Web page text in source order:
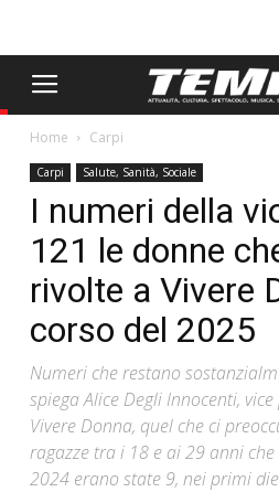
Home Carpi
Carpi Salute, Sanità, Sociale
I numeri della
121 le donne
rivolte a Vivere
corso del 2025
Numeri che restano
spiega Alice Degli Innocenti,
Vivere Donna, quel che ci
ragazze tra i 18 e ai 29 anni
2024 erano state 9, nei primi